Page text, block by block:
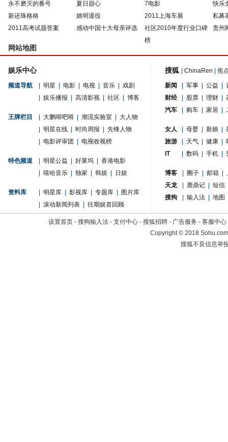
永不磨灭的番号 夏日甜心 7电影
快乐
新还珠格格
姚明退役 2011上海车展
私募
2011高考试题答案
感动中国十大母亲评选
社区2010年度行业口碑
榜
贵州
网站地图
娱乐中心
频道导航 明星 电影 电视 音乐
戏剧
娱乐播报 高清影视 社区 博客
王牌栏目 大鹏嘚吧嘚 潮流实验室
大人物
明星在线 时尚周报
先锋人物
电影评审团 电视收视榜
特色频道 明星公益 好莱坞
香港电影
嘻哈音乐 独家 韩娱 日娱
资料库 明星库 影视库 专题库
图片库
滚动新闻列表 往期娱首回顾
搜狐 ChinaRen 焦
新闻 军事 公益
财经
股票 理财
汽车
购车 家居
女人 母婴 新娘
旅游
天气 健康
IT
数码 手机
博客 圈子 邮箱
天龙
鹿鼎记
短信
搜狗
输入法 地图
设置首页 - 搜狗输入法 - 支付中心 - 搜狐招聘 - 广告服务 - 客服中心
Copyright©2018
搜狐不良信息举